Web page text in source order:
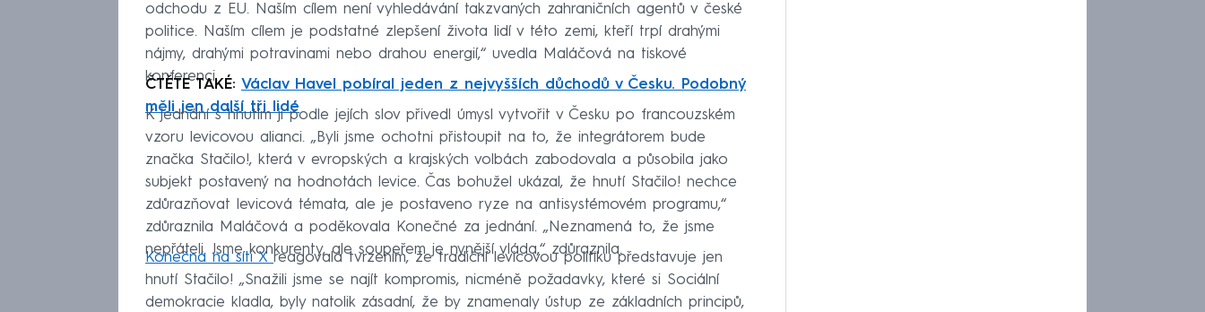
odchodu z EU. Naším cílem není vyhledávání takzvaných zahraničních agentů v české
politice. Naším cílem je podstatné zlepšení života lidí v této zemi, kteří trpí drahými
nájmy, drahými potravinami nebo drahou energií,“ uvedla Maláčová na tiskové
konferenci.
ČTĚTE TAKÉ: Václav Havel pobíral jeden z nejvyšších důchodů v Česku. Podobný
měli jen další tři lidé
K jednání s hnutím ji podle jejích slov přivedl úmysl vytvořit v Česku po francouzském
vzoru levicovou alianci. „Byli jsme ochotni přistoupit na to, že integrátorem bude
značka Stačilo!, která v evropských a krajských volbách zabodovala a působila jako
subjekt postavený na hodnotách levice. Čas bohužel ukázal, že hnutí Stačilo! nechce
zdůrazňovat levicová témata, ale je postaveno ryze na antisystémovém programu,“
zdůraznila Maláčová a poděkovala Konečné za jednání. „Neznamená to, že jsme
nepřáteli. Jsme konkurenty, ale soupeřem je nynější vláda,“ zdůraznila.
Konečná na síti Xreagovala tvrzením, že tradiční levicovou politiku představuje jen
hnutí Stačilo! „Snažili jsme se najít kompromis, nicméně požadavky, které si Sociální
demokracie kladla, byly natolik zásadní, že by znamenaly ústup ze základních principů,